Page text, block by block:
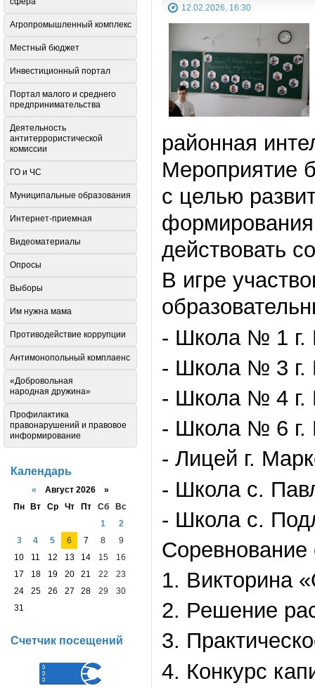
12.02.2026, 16:30
районная
Мероприятие
с целью
формирования
действовать
В игре
- Школа № 1 г.
- Школа № 3 г.
- Школа № 4 г.
- Школа № 6 г.
- Лицей г.
- Школа с.
- Школа с.
Соревнование
1. Викторина
2. Решение
3.
4. Конкурс
Агропромышленный комплекс
Местный бюджет
Инвестиционный портал
Портал малого и среднего
предпринимательства
Деятельность
антитеррористической
комиссии
ГО и ЧС
Муниципальные образования
Интернет-приемная
Видеоматериалы
Опросы
Выборы
Им нужна мама
Противодействие коррупции
Антимонопольный комплаенс
«Добровольная
народная дружина»
Профилактика
правонарушений и правовое
информирование
Календарь
« Август 2026 »
Пн
Вт Ср Чт Пт Сб
Вс
1
2
3
4 5 6 7 8
9
10
11 12 13 14 15
16
17
18 19 20 21 22
23
24
25 26 27 28 29
30
31
Счетчик посещений